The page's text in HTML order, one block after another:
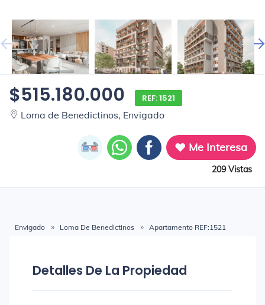
$515.180.000 REF: 1521
Loma de Benedictinos, Envigado
Me Interesa
209 Vistas
Envigado Loma De Benedictinos Apartamento REF:1521
Detalles De La Propiedad